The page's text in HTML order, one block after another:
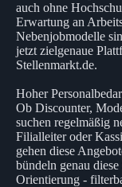
auch ohne
Erwartung an
Nebenjobmodelle
jetzt zielgenaue
Stellenmarkt.de.
Hoher
Ob Discounter,
suchen regelmäßig
Filialleiter oder
gehen diese
bündeln genau
Orientierung -